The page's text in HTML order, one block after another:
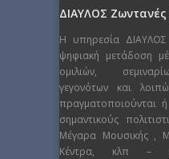
ΔΙΑΥΛΟΣ
Η υπηρεσία
ψηφιακή μετάδοση
ομιλιών,
γεγονότων και
πραγματοποιούνται
σημαντικούς
Μέγαρα Μουσικής ,
Κέντρα, κλπ –